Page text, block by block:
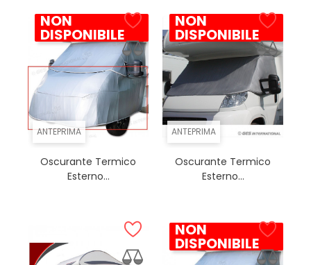
ANTEPRIMA
NON
DISPONIBILE
Oscurante Termico
Esterno...
ANTEPRIMA
NON
DISPONIBILE
Oscurante Termico
Esterno...
NON
DISPONIBILE